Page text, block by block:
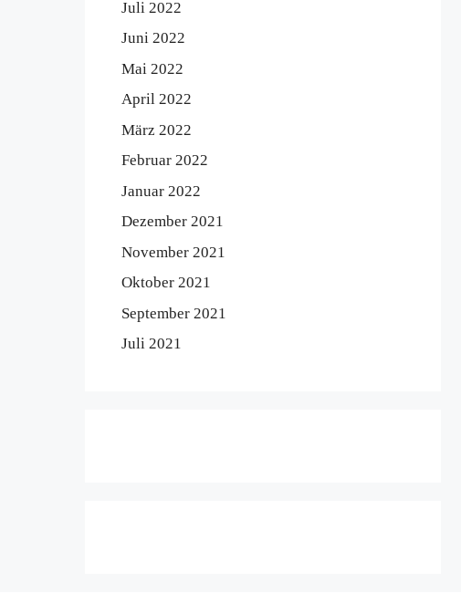
Juli 2022
Juni 2022
Mai 2022
April 2022
März 2022
Februar 2022
Januar 2022
Dezember 2021
November 2021
Oktober 2021
September 2021
Juli 2021